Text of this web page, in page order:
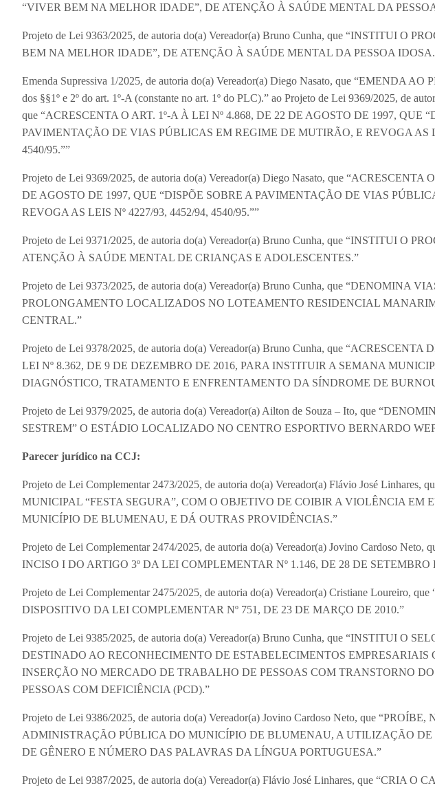
“VIVER BEM NA MELHOR IDADE”, DE ATENÇÃO À SAÚDE MENTAL DA
Projeto de Lei 9363/2025, de autoria do(a) Vereador(a) Bruno Cunha, que “INSTITUI O
BEM NA MELHOR IDADE”, DE ATENÇÃO À SAÚDE MENTAL DA PESSOA
Emenda Supressiva 1/2025, de autoria do(a) Vereador(a) Diego Nasato, que “EMENDA AO
dos §§1º e 2º do art. 1º-A (constante no art. 1º do PLC).” ao Projeto de Lei 9369/2025, de
que “ACRESCENTA O ART. 1º-A À LEI Nº 4.868, DE 22 DE AGOSTO DE 1997, QUE
PAVIMENTAÇÃO DE VIAS PÚBLICAS EM REGIME DE MUTIRÃO, E REVOGA AS
4540/95.””
Projeto de Lei 9369/2025, de autoria do(a) Vereador(a) Diego Nasato, que “ACRESCENTA
DE AGOSTO DE 1997, QUE “DISPÕE SOBRE A PAVIMENTAÇÃO DE VIAS
REVOGA AS LEIS Nº 4227/93, 4452/94, 4540/95.””
Projeto de Lei 9371/2025, de autoria do(a) Vereador(a) Bruno Cunha, que “INSTITUI O
ATENÇÃO À SAÚDE MENTAL DE CRIANÇAS E ADOLESCENTES.”
Projeto de Lei 9373/2025, de autoria do(a) Vereador(a) Bruno Cunha, que “DENOMINA
PROLONGAMENTO LOCALIZADOS NO LOTEAMENTO RESIDENCIAL
CENTRAL.”
Projeto de Lei 9378/2025, de autoria do(a) Vereador(a) Bruno Cunha, que
LEI Nº 8.362, DE 9 DE DEZEMBRO DE 2016, PARA INSTITUIR A SEMANA
DIAGNÓSTICO, TRATAMENTO E ENFRENTAMENTO DA SÍNDROME DE
Projeto de Lei 9379/2025, de autoria do(a) Vereador(a) Ailton de Souza – Ito, que
SESTREM” O ESTÁDIO LOCALIZADO NO CENTRO ESPORTIVO BERNARDO
Parecer jurídico na CCJ:
Projeto de Lei Complementar 2473/2025, de autoria do(a) Vereador(a) Flávio José Linhares,
MUNICIPAL “FESTA SEGURA”, COM O OBJETIVO DE COIBIR A VIOLÊNCIA EM
MUNICÍPIO DE BLUMENAU, E DÁ OUTRAS PROVIDÊNCIAS.”
Projeto de Lei Complementar 2474/2025, de autoria do(a) Vereador(a) Jovino Cardoso
INCISO I DO ARTIGO 3º DA LEI COMPLEMENTAR Nº 1.146, DE 28 DE SETEMBRO
Projeto de Lei Complementar 2475/2025, de autoria do(a) Vereador(a) Cristiane Loureiro,
DISPOSITIVO DA LEI COMPLEMENTAR Nº 751, DE 23 DE MARÇO DE 2010.”
Projeto de Lei 9385/2025, de autoria do(a) Vereador(a) Bruno Cunha, que “INSTITUI O
DESTINADO AO RECONHECIMENTO DE ESTABELECIMENTOS EMPRESARIAIS
INSERÇÃO NO MERCADO DE TRABALHO DE PESSOAS COM TRANSTORNO
PESSOAS COM DEFICIÊNCIA (PCD).”
Projeto de Lei 9386/2025, de autoria do(a) Vereador(a) Jovino Cardoso Neto, que
ADMINISTRAÇÃO PÚBLICA DO MUNICÍPIO DE BLUMENAU, A UTILIZAÇÃO DE
DE GÊNERO E NÚMERO DAS PALAVRAS DA LÍNGUA PORTUGUESA.”
Projeto de Lei 9387/2025, de autoria do(a) Vereador(a) Flávio José Linhares, que “CRIA O